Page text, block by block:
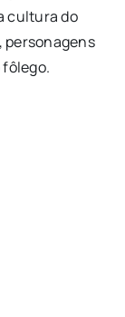
cultura do
personagens